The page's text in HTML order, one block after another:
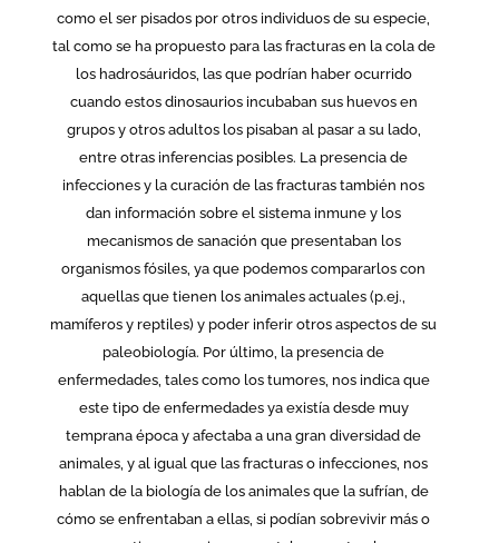
como el ser pisados por otros individuos de su especie,
tal como se ha propuesto para las fracturas en la cola de
los hadrosáuridos, las que podrían haber ocurrido
cuando estos dinosaurios incubaban sus huevos en
grupos y otros adultos los pisaban al pasar a su lado,
entre otras inferencias posibles. La presencia de
infecciones y la curación de las fracturas también nos
dan información sobre el sistema inmune y los
mecanismos de sanación que presentaban los
organismos fósiles, ya que podemos compararlos con
aquellas que tienen los animales actuales (p.ej.,
mamíferos y reptiles) y poder inferir otros aspectos de su
paleobiología. Por último, la presencia de
enfermedades, tales como los tumores, nos indica que
este tipo de enfermedades ya existía desde muy
temprana época y afectaba a una gran diversidad de
animales, y al igual que las fracturas o infecciones, nos
hablan de la biología de los animales que la sufrían, de
cómo se enfrentaban a ellas, si podían sobrevivir más o